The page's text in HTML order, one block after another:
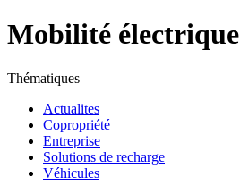
Mobilité électrique
Thématiques
Actualites
Copropriété
Entreprise
Solutions de recharge
Véhicules